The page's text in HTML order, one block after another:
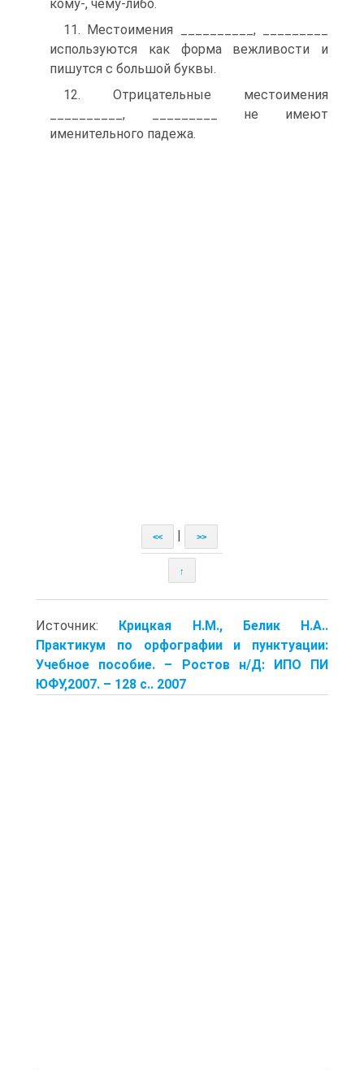
кому-, чему-либо.
11. Местоимения __________, _________
используются как форма вежливости и
пишутся с большой буквы.
12. Отрицательные местоимения
__________, _________ не имеют
именительного падежа.
<< >>
↑
Источник: Крицкая Н.М., Белик Н.А..
Практикум по орфографии и пунктуации:
Учебное пособие. – Ростов н/Д: ИПО ПИ
ЮФУ,2007. – 128 с.. 2007